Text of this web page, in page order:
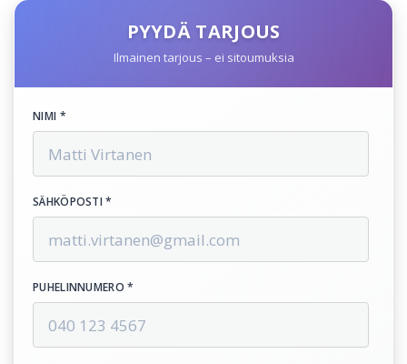
PYYDÄ TARJOUS
Ilmainen tarjous – ei sitoumuksia
NIMI *
SÄHKÖPOSTI *
PUHELINNUMERO *